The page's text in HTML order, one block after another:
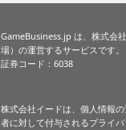
GameBusiness.jp は、株式会
場）の運営するサービスです。
証券コード：6038
株式会社イードは、個人情報
者に対して付与されるプライ